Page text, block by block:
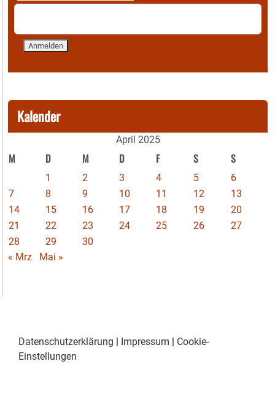
Kalender
April 2025
M D M D F S S
1 2 3 4 5
6
7
8 9 10 11 12
13
14
15 16 17 18 19
20
21
22 23 24 25 26
27
28
29
30
« Mrz
Mai »
Datenschutzerklärung | Impressum | Cookie-
Einstellungen